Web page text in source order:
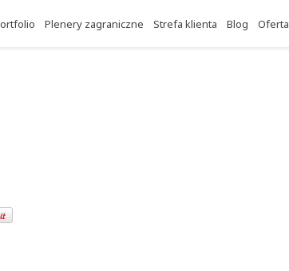
Plenery zagraniczne Strefa klienta Blog Oferta